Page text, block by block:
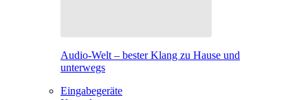
Audio-Welt – bester Klang zu Hause und
unterwegs
Eingabegeräte